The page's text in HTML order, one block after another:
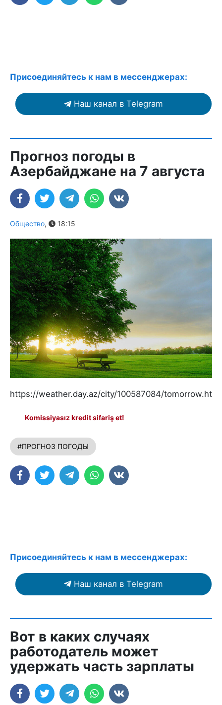
Присоединяйтесь к нам в мессенджерах:
Наш канал в Telegram
Прогноз погоды в
Азербайджане на 7 августа
Общество, 18:15
https://weather.day.az/city/100587084/tomorrow.html
Komissiyasız kredit sifariş et!
#ПРОГНОЗ ПОГОДЫ
Присоединяйтесь к нам в мессенджерах:
Наш канал в Telegram
Вот в каких случаях
работодатель может
удержать часть зарплаты